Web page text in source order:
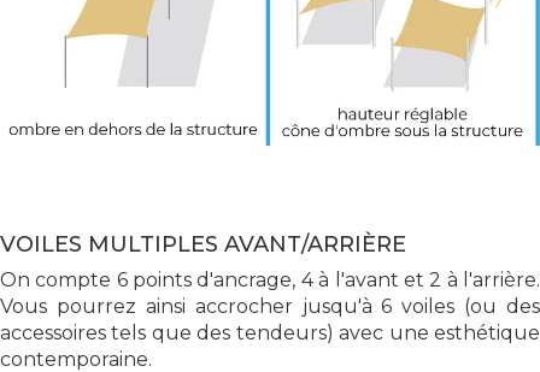
VOILES MULTIPLES AVANT/ARRIÈRE
On compte 6 points d'ancrage, 4 à l'avant et 2 à l'arrière.
Vous pourrez ainsi accrocher jusqu'à 6 voiles (ou des
accessoires tels que des tendeurs) avec une esthétique
contemporaine.